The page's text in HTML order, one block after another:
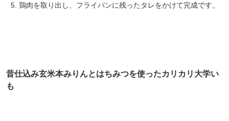
鶏肉を取り出し、フライパンに残ったタレをかけて完成です。
昔仕込み玄米本みりんとはちみつを使ったカリカリ大学い
も